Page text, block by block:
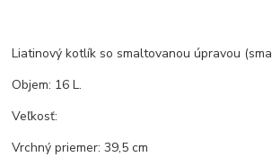
Liatinový kotlík so smaltovanou úpravou
Objem: 16 L.
Veľkosť:
Vrchný priemer: 39,5 cm